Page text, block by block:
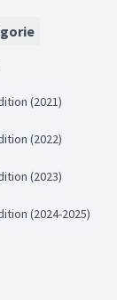
(2021)
(2022)
(2023)
(2024-2025)